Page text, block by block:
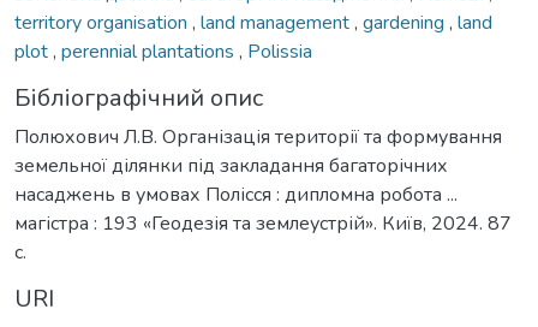
territory organisation , land management, gardening , land
plot, perennial plantations , Polissia
Бібліографічний опис
Полюхович Л.В. Організація території та формування
земельної ділянки під закладання багаторічних
насаджень в умовах Полісся : дипломна робота ...
магістра : 193 «Геодезія та землеустрій». Київ, 2024. 87
с.
URI